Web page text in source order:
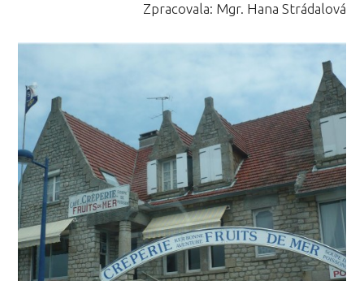
Zpracovala: Mgr. Hana Strádalová